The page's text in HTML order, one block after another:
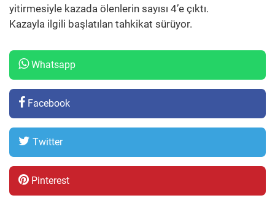
yitirmesiyle kazada ölenlerin sayısı 4’e çıktı.
Kazayla ilgili başlatılan tahkikat sürüyor.
Whatsapp
Facebook
Twitter
Pinterest